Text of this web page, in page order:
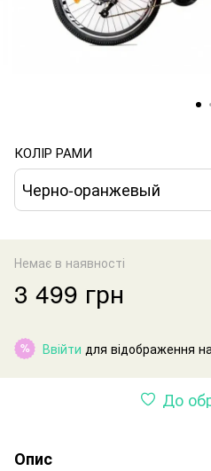
КОЛІР РАМИ
Черно-оранжевый
Немає в наявності
3 499 грн
% Ввійти для відображення
До
Опис